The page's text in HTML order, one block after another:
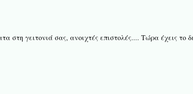
στη γειτονιά σας, ανοιχτές επιστολές.... Τώρα έχεις